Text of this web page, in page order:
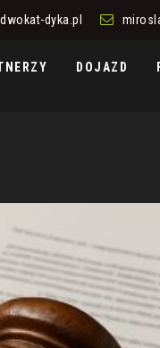
dyka.pl
DOJAZD